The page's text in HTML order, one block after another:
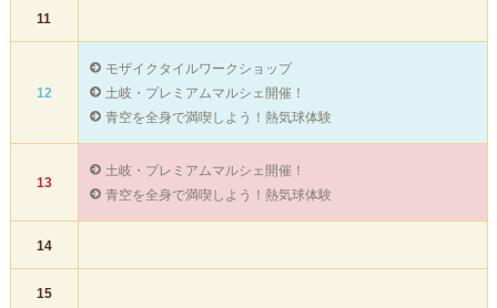
11
12
モザイクタイルワークショップ
土岐・プレミアムマルシェ開催！
青空を全身で満喫しよう！熱気球体験
13
土岐・プレミアムマルシェ開催！
青空を全身で満喫しよう！熱気球体験
14
15